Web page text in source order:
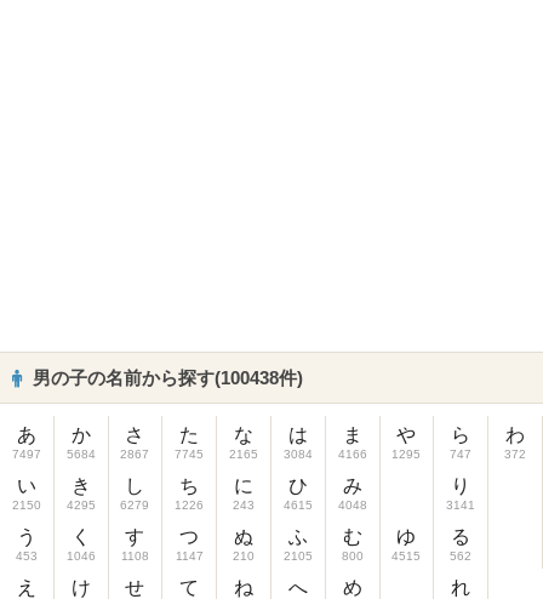
男の子の名前から探す(100438件)
あ
7497
い
2150
う
453
え
か
5684
き
4295
く
1046
け
さ
2867
し
6279
す
1108
せ
た
7745
ち
1226
つ
1147
て
な
2165
に
243
ぬ
210
ね
は
3084
ひ
4615
ふ
2105
へ
ま
4166
み
4048
む
800
め
や
1295
ゆ
4515
ら
747
り
3141
る
562
れ
わ
372